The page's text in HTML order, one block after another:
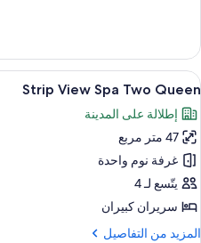
Two
Bedroom
Tower
استعراض
جميع
صور
Strip
View
Spa
Two
Queen
6
Strip View Spa Two Queen
إطلالة على المدينة
47 متر مربع
غرفة نوم واحدة
يتّسع لـ 4
سريران كبيران
المزيد من التفاصيل
المزيد